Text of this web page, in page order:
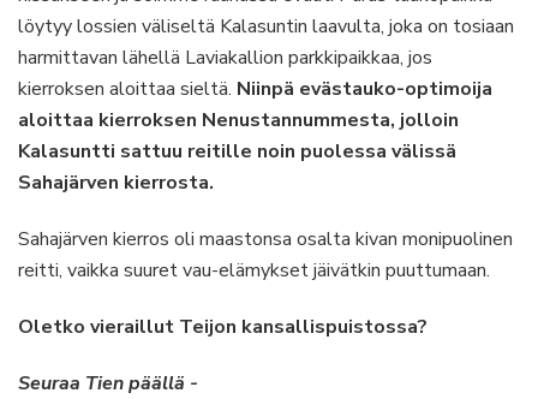
löytyy lossien väliseltä Kalasuntin laavulta, joka on tosiaan
harmittavan lähellä Laviakallion parkkipaikkaa, jos
kierroksen aloittaa sieltä. Niinpä evästauko-optimoija
aloittaa kierroksen Nenustannummesta, jolloin
Kalasuntti sattuu reitille noin puolessa välissä
Sahajärven kierrosta.
Sahajärven kierros oli maastonsa osalta kivan monipuolinen
reitti, vaikka suuret vau-elämykset jäivätkin puuttumaan.
Oletko vieraillut Teijon kansallispuistossa?
Seuraa Tien päällä -